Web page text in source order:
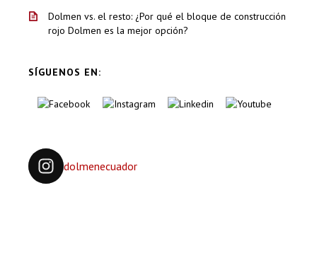
Dolmen vs. el resto: ¿Por qué el bloque de construcción
rojo Dolmen es la mejor opción?
SÍGUENOS EN:
dolmenecuador